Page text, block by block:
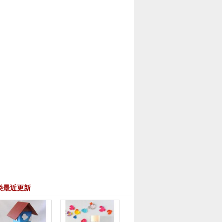
最近更新